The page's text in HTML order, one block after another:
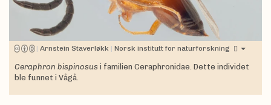
| Arnstein Staverløkk | Norsk institutt for naturforskning
Ceraphron bispinosus i familien Ceraphronidae. Dette individet
ble funnet i Vågå.